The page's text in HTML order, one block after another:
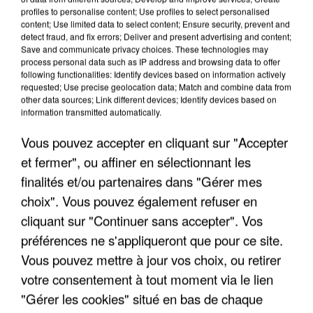
LES INTERVIEWS CHANTE
FRANCE
Voir plus
"JE SUIS À DISPOSITION DES
ENFOIRÉS"
"ON A TOUS LE TRAC"
"ON N'EST PAS DES PARENTS
PARFAITS"
profiles to personalise content; Use profiles to select personalised
content; Use limited data to select content; Ensure security, prevent and
detect fraud, and fix errors; Deliver and present advertising and content;
Save and communicate privacy choices. These technologies may
process personal data such as IP address and browsing data to offer
following functionalities: Identify devices based on information actively
requested; Use precise geolocation data; Match and combine data from
other data sources; Link different devices; Identify devices based on
information transmitted automatically.
Vous pouvez accepter en cliquant sur "Accepter
et fermer", ou affiner en sélectionnant les
finalités et/ou partenaires dans "Gérer mes
choix". Vous pouvez également refuser en
cliquant sur "Continuer sans accepter". Vos
préférences ne s'appliqueront que pour ce site.
Vous pouvez mettre à jour vos choix, ou retirer
votre consentement à tout moment via le lien
"Gérer les cookies" situé en bas de chaque